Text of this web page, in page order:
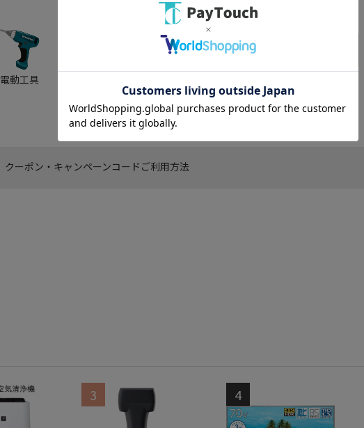
電動工具
クーポン・キャンペーンコードご利用方法